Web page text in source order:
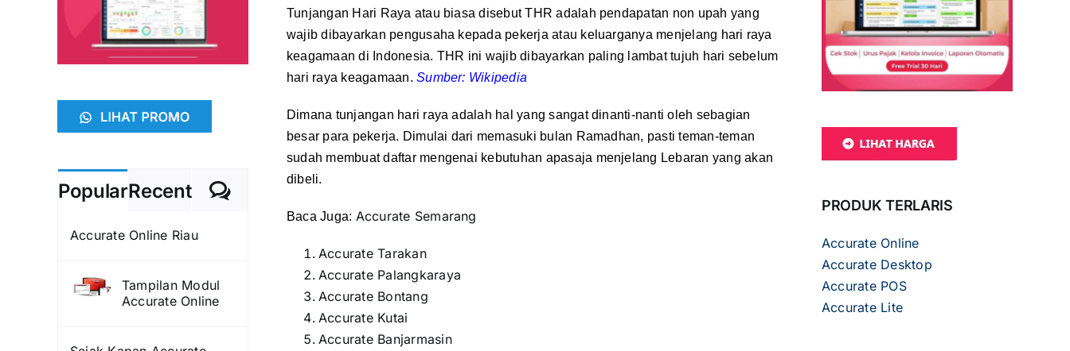
Tunjangan Hari Raya atau biasa disebut THR adalah pendapatan non upah yang
wajib dibayarkan pengusaha kepada pekerja atau keluarganya menjelang hari raya
keagamaan di Indonesia. THR ini wajib dibayarkan paling lambat tujuh hari sebelum
hari raya keagamaan. Sumber: Wikipedia
Dimana tunjangan hari raya adalah hal yang sangat dinanti-nanti oleh sebagian
besar para pekerja. Dimulai dari memasuki bulan Ramadhan, pasti teman-teman
sudah membuat daftar mengenai kebutuhan apasaja menjelang Lebaran yang akan
dibeli.
Baca Juga: Accurate Semarang
Accurate Tarakan
Accurate Palangkaraya
Accurate Bontang
Accurate Kutai
Accurate Banjarmasin
PopularRecent Comments
Accurate Online Riau
Tampilan Modul
Accurate Online
PRODUK TERLARIS
Accurate Online
Accurate Desktop
Accurate POS
Accurate Lite